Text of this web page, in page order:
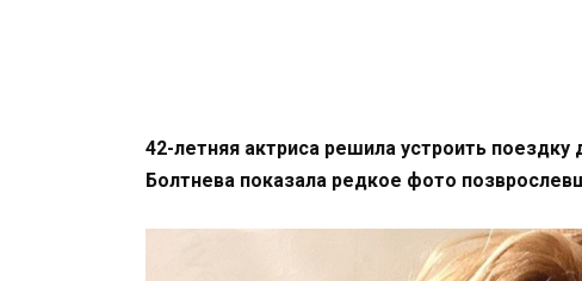
42-летняя актриса решила устроить
Болтнева показала редкое фото